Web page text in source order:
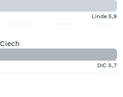
Linde 5,9
Ciech
DIC 5,7